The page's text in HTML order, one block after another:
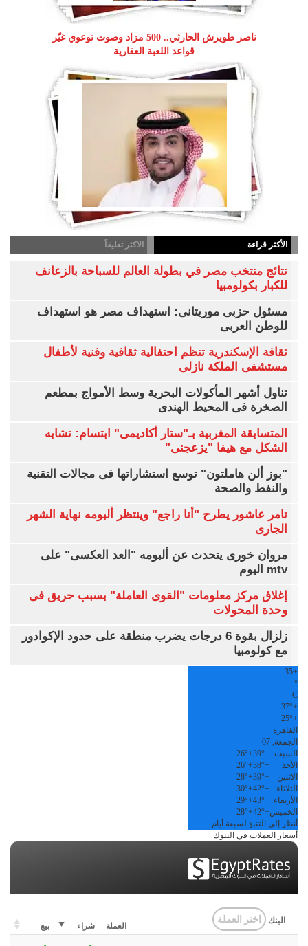
ناصر طويرش الحارثي.. 500 مزاد وصوت توعوي غيّر
قواعد اللعبة العقارية
الأكثر قراءة الاكثر تعليقاً
نتائج منتخب مصر في بطولة العالم للسباحة بالزعانف
للكبار بكولومبيا
مسئول حزبى موريتانى: استهداف مصر هو استهداف
للوطن العربى
ثقافة الإسكندرية تنظم احتفالية ثقافية وفنية لأطفال
مستشفى الملكة نازلى
تناول أشهر المأكولات البحرية وسط الأمواج بمطعم
الصخرة فى المحيط الهندى
المتسابقة المغربية بـ"ستار أكاديمى" ابتسام: تشابه
الشكل مع هيفا "يزعجنى"
"بوز ألن هاملتون" توسع استشاراتها فى مجالات التقنية
والنفط والصحة
تامر عاشور يطرح "أنا راجع" وينتظر ألبومه نهاية الشهر
الجارى
مروان خورى يتحدث عن ألبومه "العد العكسى" على
mtv اليوم
إغلاق مركز معلومات "القوى العاملة" بسبب حريق فى
وحدة المحولات
زلزال بقوة 6 درجات يضرب منطقة على حدود الإكوادور
مع كولومبيا
+
35
°
C
+
37°
+
25°
القاهرة
الجمعة, 07
السبت +
39°
+
26°
الأحد
+
38°
+
26°
الاثنين
+
39°
+
28°
الثلاثاء
+
42°
+
30°
الأربعاء +
43°
+
29°
الخميس+
42°
+
28°
أنظر إلى التنبؤ لسبعة أيام
أسعار العملات في البنوك